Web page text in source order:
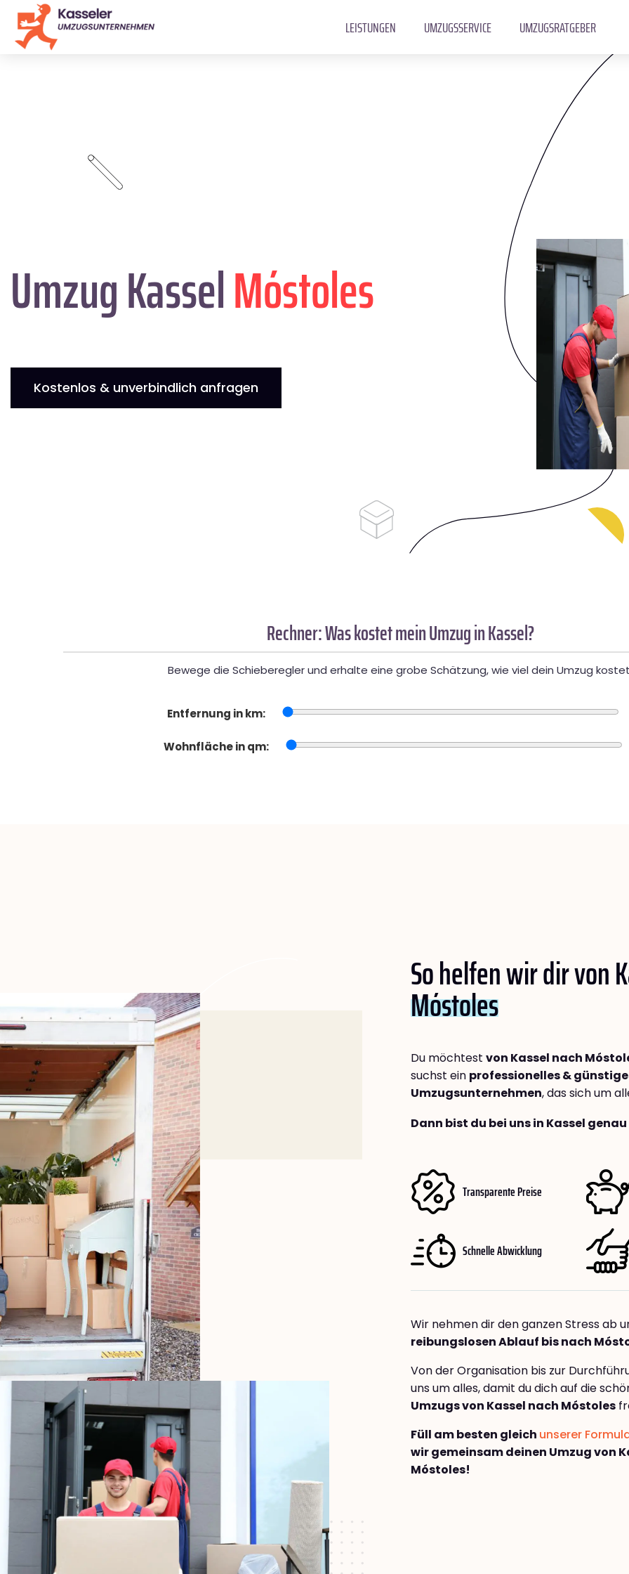
LEISTUNGEN UMZUGSSERVICE UMZUGSRATGEBER
Umzug KasselMóstoles
Kostenlos & unverbindlich anfragen
Rechner: Was kostet mein Umzug in Kassel?
Bewege die Schieberegler und erhalte eine grobe Schätzung, wie viel dein Umzug
Entfernung in km:
Wohnfläche in qm:
So helfen wir dir von
Móstoles
Du möchtest von Kassel nach
suchst ein professionelles &
Umzugsunternehmen, das sich um
Dann bist du bei uns in Kassel
Transparente Preise
Schnelle Abwicklung
Wir nehmen dir den ganzen Stress ab
reibungslosen Ablauf bis nach
Von der Organisation bis zur
uns um alles, damit du dich auf die
Umzugs von Kassel nach Móstoles
Füll am besten gleich unserer
wir gemeinsam deinen Umzug von
Móstoles!